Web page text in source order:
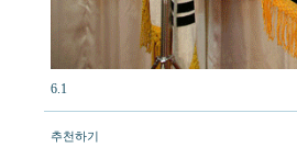
6.1
추천하기